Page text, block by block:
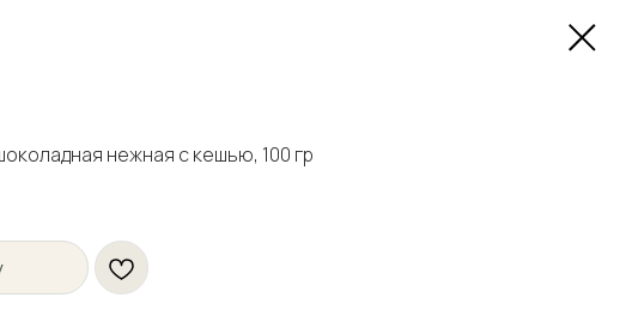
нежная с кешью, 100 гр